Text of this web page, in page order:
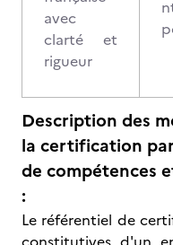
avec
clarté et
rigueur
Description des
la certification
de compétences
:
Le référentiel de